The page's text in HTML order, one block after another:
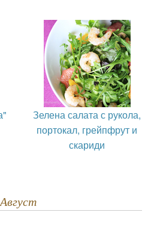
Зелена салата с рукола,
портокал, грейпфрут и
скариди